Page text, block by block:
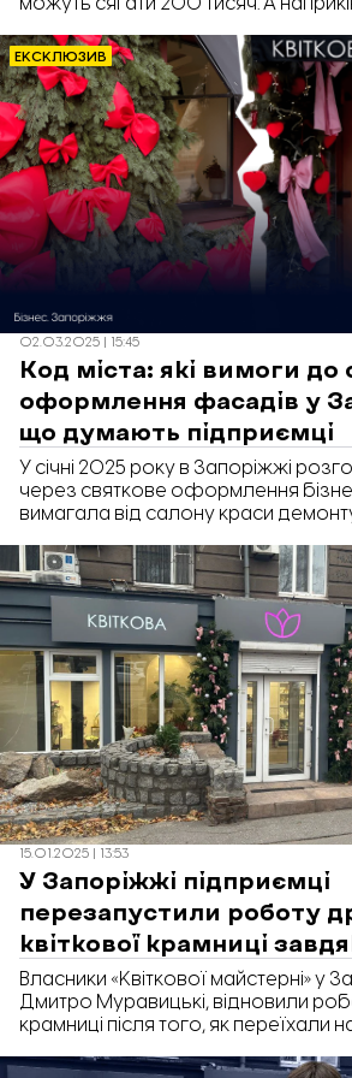
рівень. Про це у коментарі
розповіли декоратори.
ЕКСКЛЮЗИВ
02.03.2025 | 15:45
Код міста: які вимоги до
оформлення фасадів у
що думають підприємці
У січні 2025 року в Запоріжжі
через святкове оформлення
вимагала від салону краси
деякі підприємці вирішили не
до Дня закоханих та свята 8
Запоріжжя» вирішила розібратись,
для святкового оформлення,
витрачає на декор та який термін
тимчасового декору визначає
15.01.2025 | 13:53
У Запоріжжі підприємці
перезапустили роботу
квіткової крамниці
Власники «Квіткової майстерні» у
Дмитро Муравицькі, відновили
крамниці після того, як переїхали
грантовій програмі «Власна